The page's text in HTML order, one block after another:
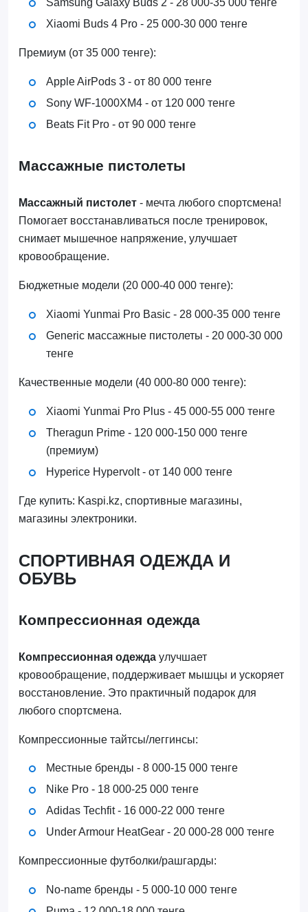
Samsung Galaxy Buds 2 - 28 000-35 000 тенге
Xiaomi Buds 4 Pro - 25 000-30 000 тенге
Премиум (от 35 000 тенге):
Apple AirPods 3 - от 80 000 тенге
Sony WF-1000XM4 - от 120 000 тенге
Beats Fit Pro - от 90 000 тенге
Массажные пистолеты
Массажный пистолет- мечта любого спортсмена!
Помогает восстанавливаться после тренировок,
снимает мышечное напряжение, улучшает
кровообращение.
Бюджетные модели (20 000-40 000 тенге):
Xiaomi Yunmai Pro Basic - 28 000-35 000 тенге
Generic массажные пистолеты - 20 000-30 000
тенге
Качественные модели (40 000-80 000 тенге):
Xiaomi Yunmai Pro Plus - 45 000-55 000 тенге
Theragun Prime - 120 000-150 000 тенге
(премиум)
Hyperice Hypervolt - от 140 000 тенге
Где купить: Kaspi.kz, спортивные магазины,
магазины электроники.
СПОРТИВНАЯ ОДЕЖДА И
ОБУВЬ
Компрессионная одежда
Компрессионная одеждаулучшает
кровообращение, поддерживает мышцы и ускоряет
восстановление. Это практичный подарок для
любого спортсмена.
Компрессионные тайтсы/леггинсы:
Местные бренды - 8 000-15 000 тенге
Nike Pro - 18 000-25 000 тенге
Adidas Techfit - 16 000-22 000 тенге
Under Armour HeatGear - 20 000-28 000 тенге
Компрессионные футболки/рашгарды:
No-name бренды - 5 000-10 000 тенге